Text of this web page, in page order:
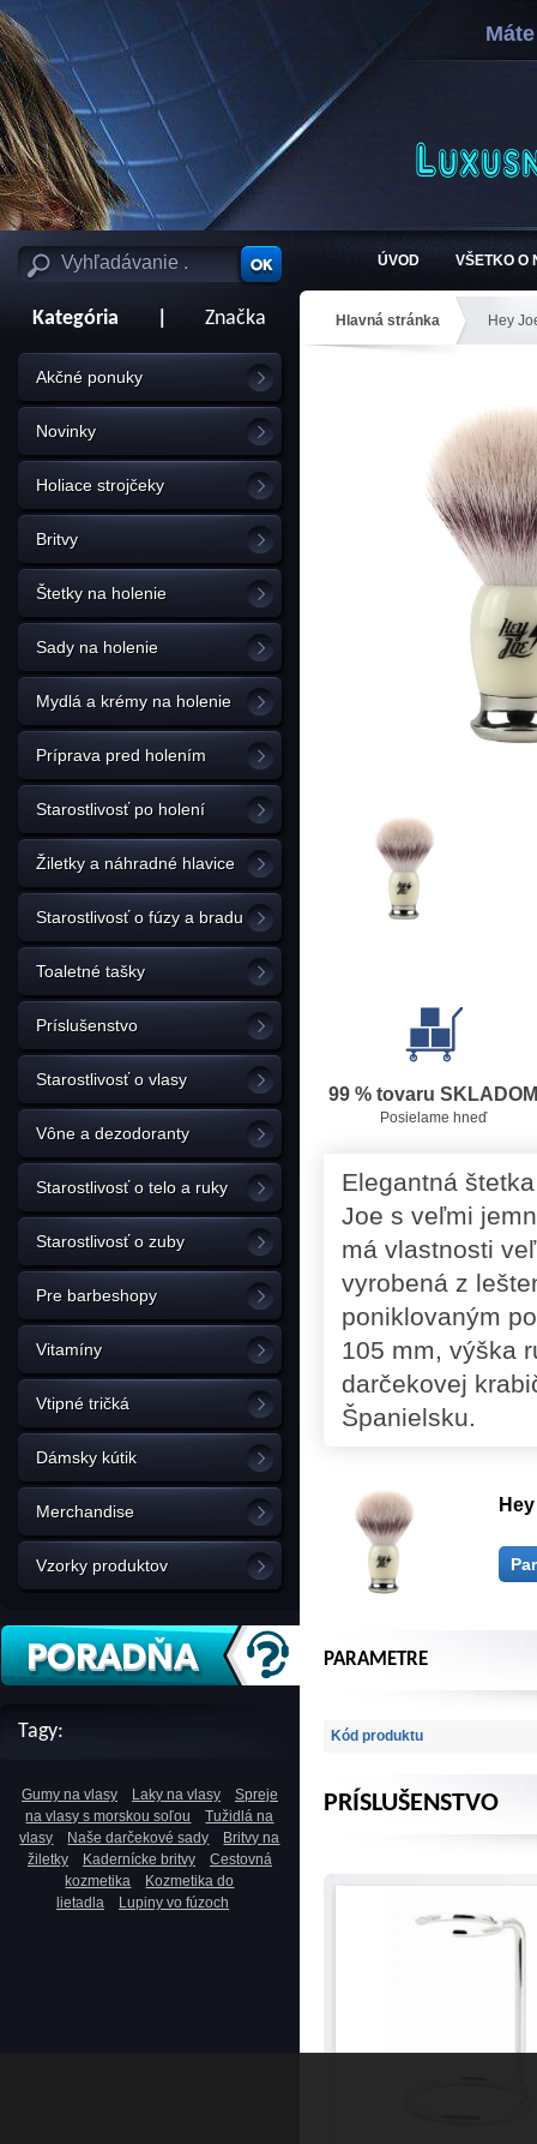
ÚVOD VŠETKO O
Kategória Značka
Akčné ponuky
Novinky
Holiace strojčeky
Britvy
Štetky na holenie
Sady na holenie
Mydlá a krémy na holenie
Príprava pred holením
Starostlivosť po holení
Žiletky a náhradné hlavice
Starostlivosť o fúzy a bradu
Toaletné tašky
Príslušenstvo
Starostlivosť o vlasy
Vône a dezodoranty
Starostlivosť o telo a ruky
Starostlivosť o zuby
Pre barbeshopy
Vitamíny
Vtipné tričká
Dámsky kútik
Merchandise
Vzorky produktov
Tagy:
Gumy na vlasy Laky na vlasy
Spreje
na vlasy s morskou soľou
Tužidlá na
vlasy
Naše darčekové sady
Britvy na
žiletky
Kadernícke britvy
Cestovná
kozmetika
Kozmetika do
lietadla
Lupiny vo fúzoch
Hlavná stránka Hey
99 % tovaru SKLADOM
Posielame hneď
Elegantná
Joe s veľmi
má vlastnosti
vyrobená z
poniklovaným
105 mm, výška
darčekovej
Španielsku.
PARAMETRE
Kód produktu
PRÍSLUŠENSTVO